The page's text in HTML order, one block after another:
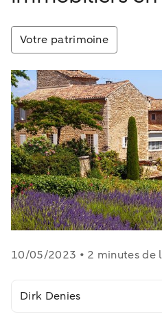
Votre patrimoine
10/05/2023 • 2 minutes de
Dirk Denies